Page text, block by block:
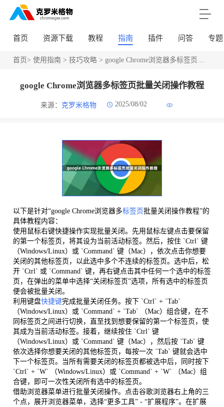
首页 资源下载 教程 指南 插件 问答 专题
首页> 使用指南 > 技巧攻略> google Chrome浏览器多标签页批量关闭操作教程
google Chrome浏览器多标签页批量关闭操作教程
来源： 克罗米格物 2025/08/02
以下是针对“google Chrome浏览器多标签页批量关闭操作教程”的
具体教程内容：
使用鼠标右键快捷操作实现批量关闭。先用鼠标左键点击要保留
的第一个标签页，将其设为当前活动标签。然后，按住 `Ctrl` 键
（Windows/Linux）或 `Command` 键（Mac），依次点击你想要
关闭的其他标签页，以此选中多个不连续的标签页。选中后，松
开 `Ctrl` 或 `Command` 键，再右键点击其中任何一个选中的标签
页，在弹出的菜单中选择“关闭标签页”选项，所有选中的标签页
便会被批量关闭。
利用键盘快捷键完成批量关闭任务。按下 `Ctrl` + `Tab`
（Windows/Linux）或 `Command` + `Tab` （Mac）组合键，在不
同标签页之间进行切换，直至找到想要保留的第一个标签页，使
其成为当前活动标签。接着，继续按住 `Ctrl` 键
（Windows/Linux）或 `Command` 键（Mac），然后按 `Tab` 键
依次选择你想要关闭的其他标签页，每按一次 `Tab` 键就会选中
下一个标签页。当所有需要关闭的标签页都被选中后，同时按下
`Ctrl` + `W` （Windows/Linux）或 `Command` + `W` （Mac）组
合键，即可一次性关闭所有选中的标签页。
借助浏览器菜单进行批量关闭操作。点击谷歌浏览器右上角的三
个点，展开浏览器菜单，选择“更多工具” - “扩展程序”。在扩展